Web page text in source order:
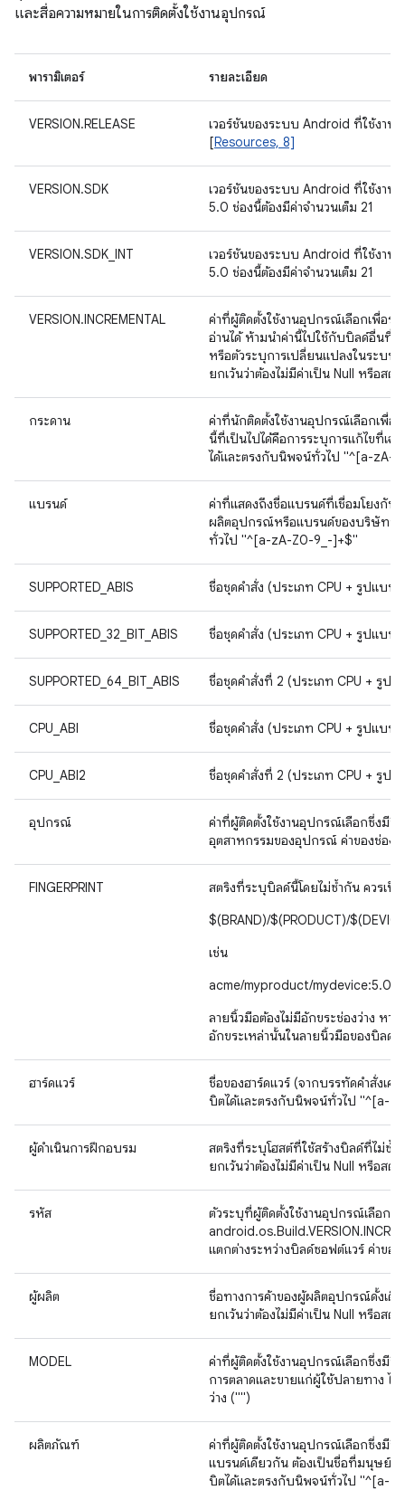
และสื่อความหมายในการติดตั้งใช้งานอุปกรณ์
พารามิเตอร์ รายละเอียด
VERSION.RELEASE
เวอร์ชันของระบบ Android ที่ใช้งาน
[Resources, 8]
VERSION.SDK
เวอร์ชันของระบบ Android ที่ใช้งา
5.0 ช่องนี้ต้องมีค่าจำนวนเต็ม 21
VERSION.SDK_INT
เวอร์ชันของระบบ Android ที่ใช้งา
5.0 ช่องนี้ต้องมีค่าจำนวนเต็ม 21
VERSION.INCREMENTAL
ค่าที่ผู้ติดตั้งใช้งานอุปกรณ์เลือกเพื่อ
อ่านได้ ห้ามนำค่านี้ไปใช้กับบิลด์อื่นที่
หรือตัวระบุการเปลี่ยนแปลงในระบบ
ยกเว้นว่าต้องไม่มีค่าเป็น Null หรือสต
กระดาน
ค่าที่นักติดตั้งใช้งานอุปกรณ์เลือกเพื่อ
นี้ที่เป็นไปได้คือการระบุการแก้ไขที่เฉ
ได้และตรงกับนิพจน์ทั่วไป "^[a-zA-
แบรนด์
ค่าที่แสดงถึงชื่อแบรนด์ที่เชื่อมโยงกั
ผลิตอุปกรณ์หรือแบรนด์ของบริษัทที่ทํ
ทั่วไป "^[a-zA-Z0-9_-]+$"
SUPPORTED_ABIS ชื่อชุดคำสั่ง (ประเภท CPU + รูปแบบ
SUPPORTED_32_BIT_ABIS ชื่อชุดคำสั่ง (ประเภท CPU + รูปแบบ
SUPPORTED_64_BIT_ABIS ชื่อชุดคำสั่งที่ 2 (ประเภท CPU + รูป
CPU_ABI ชื่อชุดคำสั่ง (ประเภท CPU + รูปแบบ
CPU_ABI2 ชื่อชุดคำสั่งที่ 2 (ประเภท CPU + รูป
อุปกรณ์
ค่าที่ผู้ติดตั้งใช้งานอุปกรณ์เลือกซึ่งมีชื่
อุตสาหกรรมของอุปกรณ์ ค่าของช่อง
FINGERPRINT
สตริงที่ระบุบิลด์นี้โดยไม่ซ้ำกัน ควรเป็
$(BRAND)/$(PRODUCT)/
เช่น
acme/myproduct/mydevice:5.0/
ลายนิ้วมือต้องไม่มีอักขระช่องว่าง ห
อักขระเหล่านั้นในลายนิ้วมือของบิลด์ด้
ฮาร์ดแวร์
ชื่อของฮาร์ดแวร์ (จากบรรทัดคำสั่งเ
บิตได้และตรงกับนิพจน์ทั่วไป "^[a-
ผู้ดำเนินการฝึกอบรม
สตริงที่ระบุโฮสต์ที่ใช้สร้างบิลด์ที่ไม่
ยกเว้นว่าต้องไม่มีค่าเป็น Null หรือสต
รหัส
ตัวระบุที่ผู้ติดตั้งใช้งานอุปกรณ์เลือกเ
แตกต่างระหว่างบิลด์ซอฟต์แวร์ ค่าข
ผู้ผลิต
ชื่อทางการค้าของผู้ผลิตอุปกรณ์ดั้งเดิ
ยกเว้นว่าต้องไม่มีค่าเป็น Null หรือสต
MODEL
ค่าที่ผู้ติดตั้งใช้งานอุปกรณ์เลือกซึ่งมี
การตลาดและขายแก่ผู้ใช้ปลายทาง ไ
ว่าง ("")
ผลิตภัณฑ์
ค่าที่ผู้ติดตั้งใช้งานอุปกรณ์เลือกซึ่งมีชื่
แบรนด์เดียวกัน ต้องเป็นชื่อที่มนุษย์อ่า
บิตได้และตรงกับนิพจน์ทั่วไป "^[a-